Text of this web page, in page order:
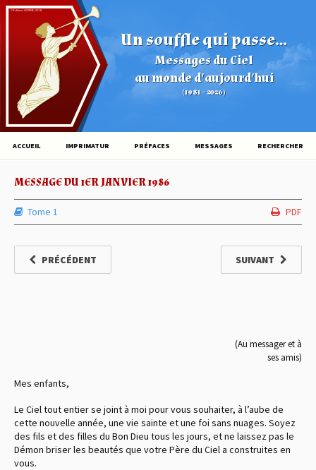
Un souffle qui passe...
Messages du Ciel
au monde d'aujourd'hui
(1981 – 2026)
© Éditions HOVINE (2026)
ACCUEIL IMPRIMATUR PRÉFACES MESSAGES RECHERCHER
MESSAGE DU 1ER JANVIER 1986
Tome 1 PDF
PRÉCÉDENT SUIVANT
(Au messager et à
ses amis)
Mes enfants,
Le Ciel tout entier se joint à moi pour vous souhaiter, à l’aube de
cette nouvelle année, une vie sainte et une foi sans nuages. Soyez
des fils et des filles du Bon Dieu tous les jours, et ne laissez pas le
Démon briser les beautés que votre Père du Ciel a construites en
vous.